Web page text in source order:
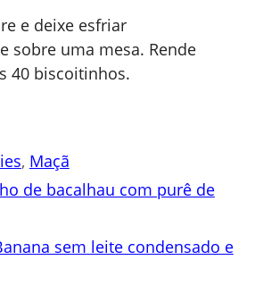
e deixe esfriar
sobre uma mesa. Rende
40 biscoitinhos.
, Maçã
de bacalhau com purê de
sem leite condensado e